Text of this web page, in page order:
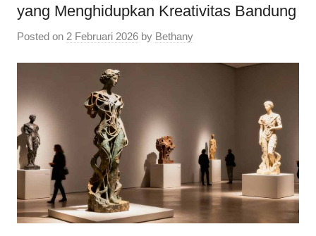
yang Menghidupkan Kreativitas Bandung
Posted on 2 Februari 2026 by Bethany